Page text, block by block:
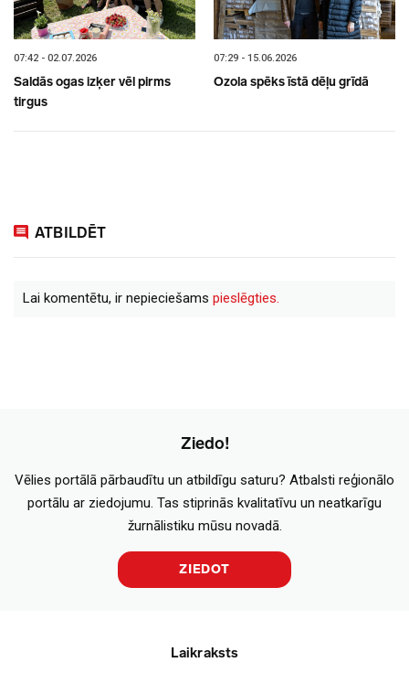
07:42 - 02.07.2026
Saldās ogas izķer vēl pirms
tirgus
07:29 - 15.06.2026
Ozola spēks īstā dēļu grīdā
ATBILDĒT
Lai komentētu, ir nepieciešams pieslēgties.
Ziedo!
Vēlies portālā pārbaudītu un atbildīgu saturu? Atbalsti reģionālo
portālu ar ziedojumu. Tas stiprinās kvalitatīvu un neatkarīgu
žurnālistiku mūsu novadā.
ZIEDOT
Laikraksts